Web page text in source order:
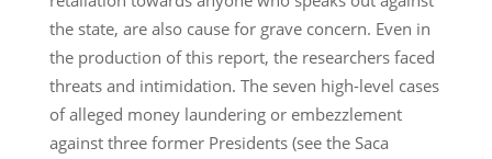
the state, are also cause for grave concern. Even in
the production of this report, the researchers faced
threats and intimidation. The seven high-level cases
of alleged money laundering or embezzlement
against three former Presidents (see the Saca